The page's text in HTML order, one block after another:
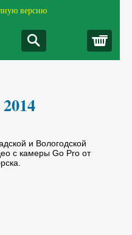
версию
и Вологодской
с камеры Go Pro от